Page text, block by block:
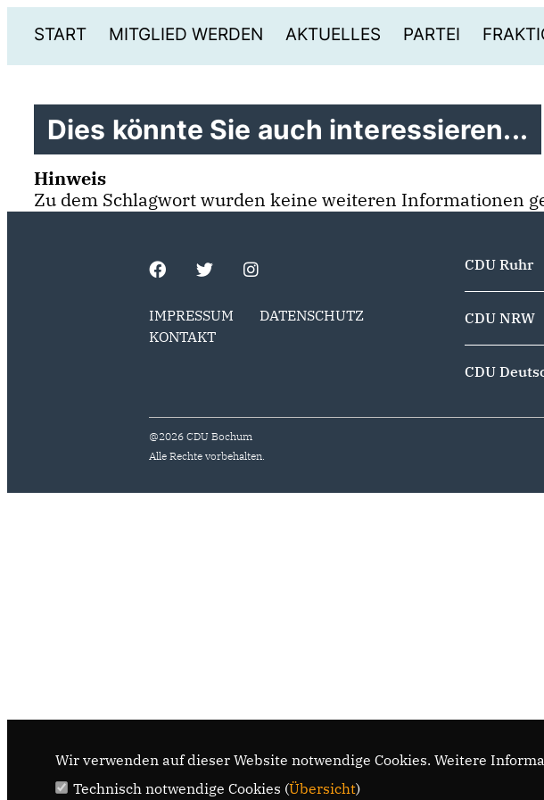
START MITGLIED WERDEN AKTUELLES PARTEI
Dies könnte Sie auch interessieren...
Hinweis
Zu dem Schlagwort wurden keine weiteren Informationen
IMPRESSUM
DATENSCHUTZ
KONTAKT
CDU Ruhr
CDU NRW
CDU
@2026 CDU Bochum
Alle Rechte vorbehalten.
Wir verwenden auf dieser Website notwendige Cookies. Weitere
Technisch notwendige Cookies (Übersicht)